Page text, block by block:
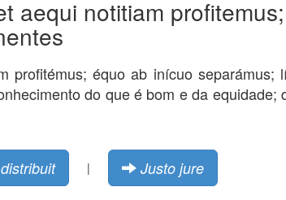
aequi notitiam
équo ab inícuo separámus;
do que é bom e da equidade;
| Justo jure